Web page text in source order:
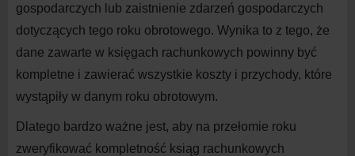
gospodarczych lub zaistnienie zdarzeń gospodarczych
dotyczących tego roku obrotowego. Wynika to z tego, że
dane zawarte w księgach rachunkowych powinny być
kompletne i zawierać wszystkie koszty i przychody, które
wystąpiły w danym roku obrotowym.
Dlatego bardzo ważne jest, aby na przełomie roku
zweryfikować kompletność ksiąg rachunkowych